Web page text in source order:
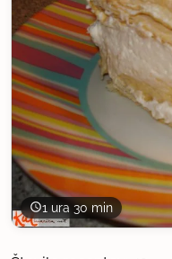
1 ura 30 min